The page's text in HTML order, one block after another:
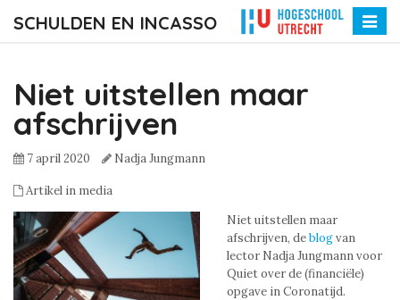
SCHULDEN EN INCASSO
Toggle
Niet uitstellen maar
afschrijven
7 april 2020 Nadja Jungmann
Artikel in media
Niet uitstellen maar
afschrijven, deblogvan
lector Nadja Jungmann voor
Quiet over de (financiële)
opgave in Coronatijd.